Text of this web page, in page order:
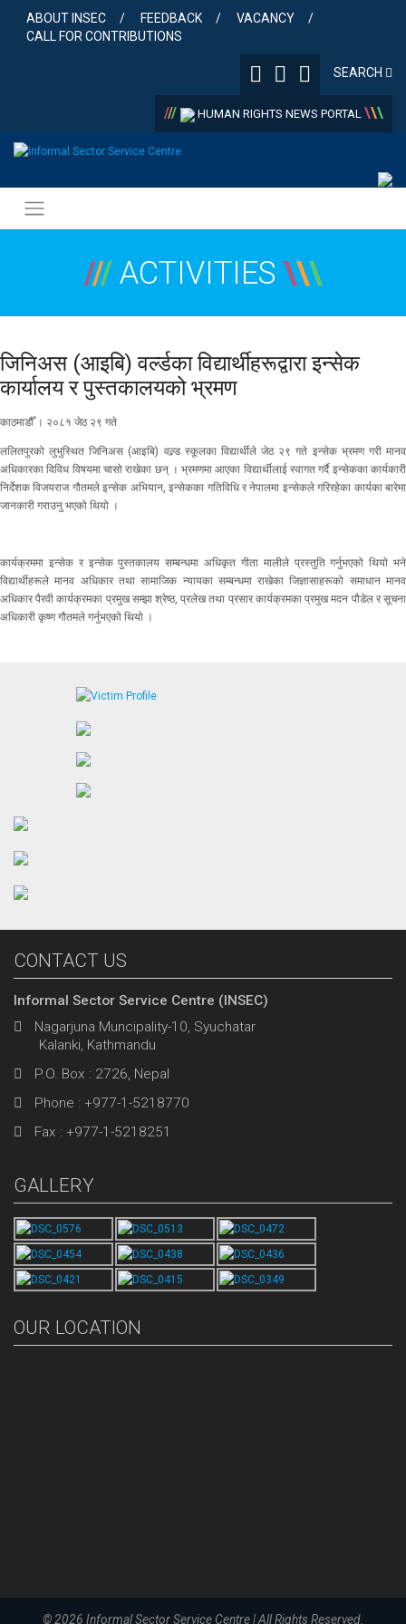
content
ABOUT INSEC FEEDBACK
VACANCY
CALL FOR CONTRIBUTIONS
SEARCH
/// HUMAN RIGHTS NEWS PORTAL \\\
/// ACTIVITIES \\\
जिनिअस (आइबि) वर्ल्डका विद्यार्थीहरूद्वारा इन्सेक
कार्यालय र पुस्तकालयको भ्रमण
काठमाडौँ । २०८१ जेठ २९ गते
ललितपुरको लुभुस्थित जिनिअस (आइबि) वल्र्ड स्कूलका विद्यार्थीले जेठ २९ गते इन्सेक भ्रमण गरी मानव
अधिकारका विविध विषयमा चासो राखेका छन् । भ्रमणमा आएका विद्यार्थीलाई स्वागत गर्दै इन्सेकका कार्यकारी
निर्देशक विजयराज गौतमले इन्सेक अभियान, इन्सेकका गतिविधि र नेपालमा इन्सेकले गरिरहेका कार्यका बारेमा
जानकारी गराउनु भएको थियो ।
कार्यक्रममा इन्सेक र इन्सेक पुस्तकालय सम्बन्धमा अधिकृत गीता मालीले प्रस्तुति गर्नुभएको थियो भने
विद्यार्थीहरूले मानव अधिकार तथा सामाजिक न्यायका सम्बन्धमा राखेका जिज्ञासाहरूको समाधान मानव
अधिकार पैरवी कार्यक्रमका प्रमुख सम्झा श्रेष्ठ, प्रलेख तथा प्रसार कार्यक्रमका प्रमुख मदन पौडेल र सूचना
अधिकारी कृष्ण गौतमले गर्नुभएको थियो ।
CONTACT US
Informal Sector Service Centre (INSEC)
Nagarjuna Muncipality-10, Syuchatar
Kalanki, Kathmandu
P.O. Box : 2726, Nepal
Phone : +977-1-5218770
Fax : +977-1-5218251
GALLERY
OUR LOCATION
© 2026 Informal Sector Service Centre |All Rights Reserved.